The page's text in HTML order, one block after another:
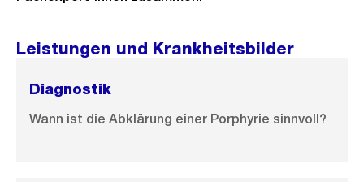
Leistungen und Krankheitsbilder
Diagnostik
Wann ist die Abklärung einer Porphyrie sinnvoll?